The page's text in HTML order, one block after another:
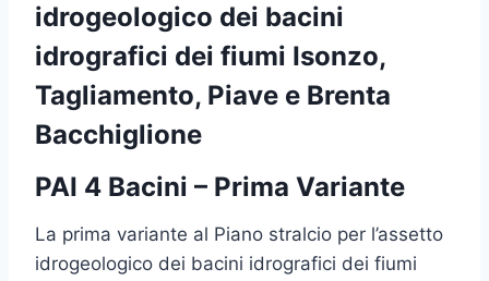
idrogeologico dei bacini
idrografici dei fiumi Isonzo,
Tagliamento, Piave e Brenta
Bacchiglione
PAI 4 Bacini – Prima Variante
La prima variante al Piano stralcio per l’assetto
idrogeologico dei bacini idrografici dei fiumi